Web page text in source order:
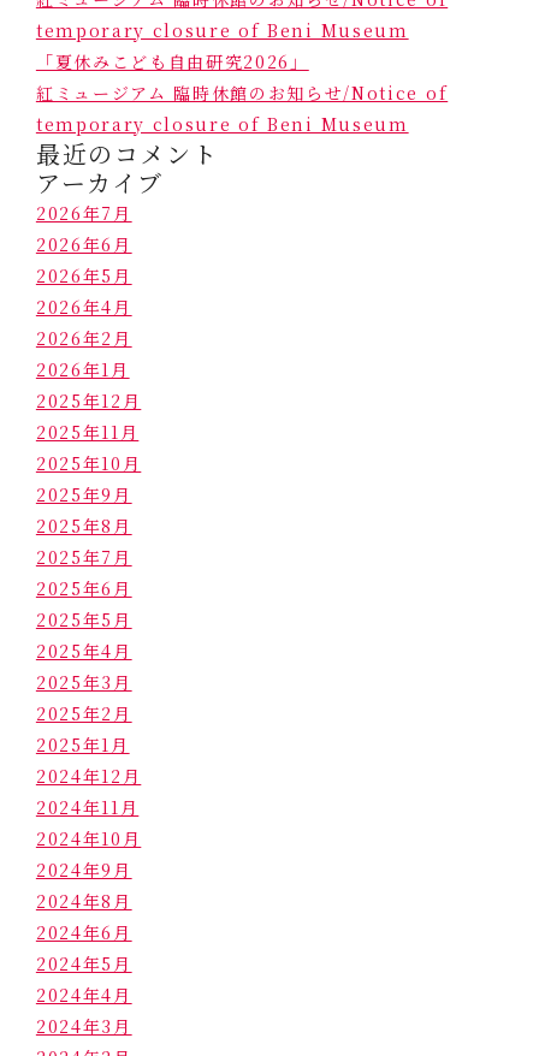
temporary closure of Beni Museum
「夏休みこども自由研究2026」
紅ミュージアム 臨時休館のお知らせ/Notice of
temporary closure of Beni Museum
最近のコメント
アーカイブ
2026年7月
2026年6月
2026年5月
2026年4月
2026年2月
2026年1月
2025年12月
2025年11月
2025年10月
2025年9月
2025年8月
2025年7月
2025年6月
2025年5月
2025年4月
2025年3月
2025年2月
2025年1月
2024年12月
2024年11月
2024年10月
2024年9月
2024年8月
2024年6月
2024年5月
2024年4月
2024年3月